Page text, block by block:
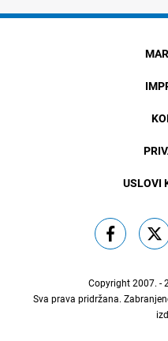
USLOVI
Copyright 2007. -
Sva prava pridržana.